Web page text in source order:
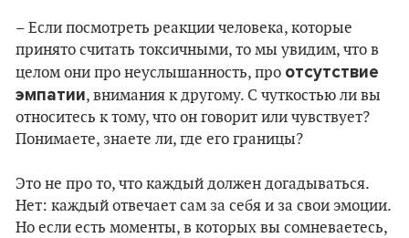
– Если посмотреть реакции человека, которые
принято считать токсичными, то мы увидим, что в
целом они про неуслышанность, про отсутствие
эмпатии, внимания к другому. С чуткостью ли вы
относитесь к тому, что он говорит или чувствует?
Понимаете, знаете ли, где его границы?
Это не про то, что каждый должен догадываться.
Нет: каждый отвечает сам за себя и за свои эмоции.
Но если есть моменты, в которых вы сомневаетесь,